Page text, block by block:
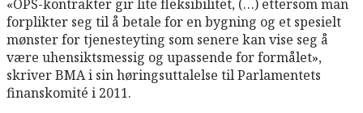
«OPS-kontrakter gir lite fleksibilitet, (…) ettersom man
forplikter seg til å betale for en bygning og et spesielt
mønster for tjenesteyting som senere kan vise seg å
være uhensiktsmessig og upassende for formålet»,
skriver BMA i sin høringsuttalelse til Parlamentets
finanskomité i 2011.